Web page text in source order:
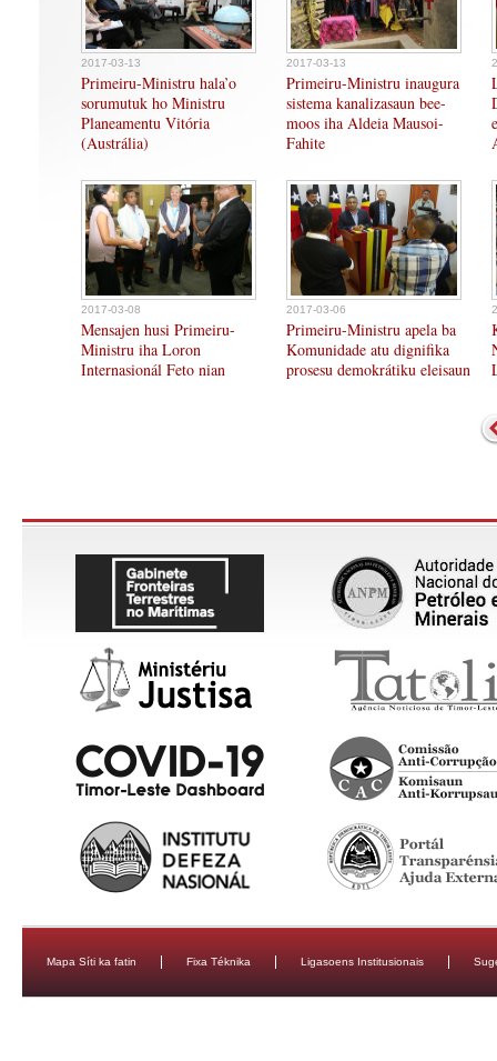
2017-03-13
Primeiru-Ministru hala’o
sorumutuk ho Ministru
Planeamentu Vitória
(Austrália)
2017-03-13
Primeiru-Ministru inaugura
sistema kanalizasaun bee-
moos iha Aldeia Mausoi-
Fahite
2017-03-08
Mensajen husi Primeiru-
Ministru iha Loron
Internasionál Feto nian
2017-03-06
Primeiru-Ministru apela ba
Komunidade atu dignifika
prosesu demokrátiku eleisaun
Mapa Síti ka fatin Fixa Téknika Ligasoens Institusionais